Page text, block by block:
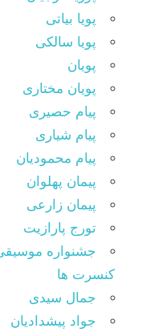
پویا بیاتی
پویا سالکی
پویان
پویان مختاری
پیام حصیری
پیام شیاری
پیام محمودیان
پیمان پهلوان
پیمان زارعی
تورج پارازیت
جشنواره
کنسرت ها
جمال سیدی
جواد پیشدادیان